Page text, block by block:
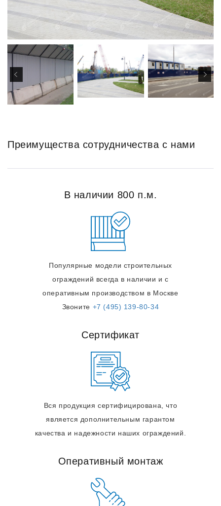
Преимущества сотрудничества с нами
В наличии 800 п.м.
Популярные модели строительных
ограждений всегда в наличии и с
оперативным производством в Москве
Звоните +7 (495) 139-80-34
Сертификат
Вся продукция сертифицирована, что
является дополнительным гарантом
качества и надежности наших ограждений.
Оперативный монтаж